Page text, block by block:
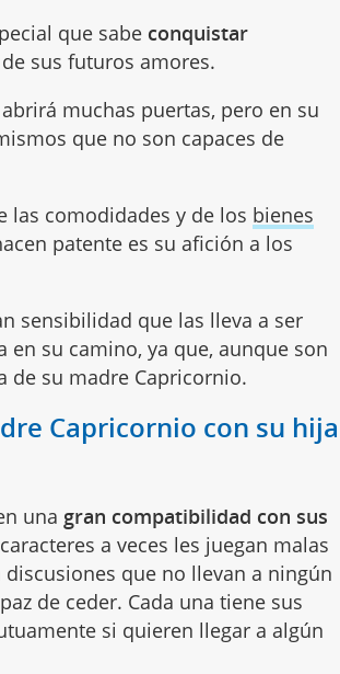
que sabe conquistar
sus futuros amores.
muchas puertas, pero en su
que no son capaces de
las comodidades y de los bienes
patente es su afición a los
sensibilidad que las lleva a ser
su camino, ya que, aunque son
de su madre Capricornio.
Capricornio con su hija
una gran compatibilidad con sus
a veces les juegan malas
que no llevan a ningún
de ceder. Cada una tiene sus
si quieren llegar a algún